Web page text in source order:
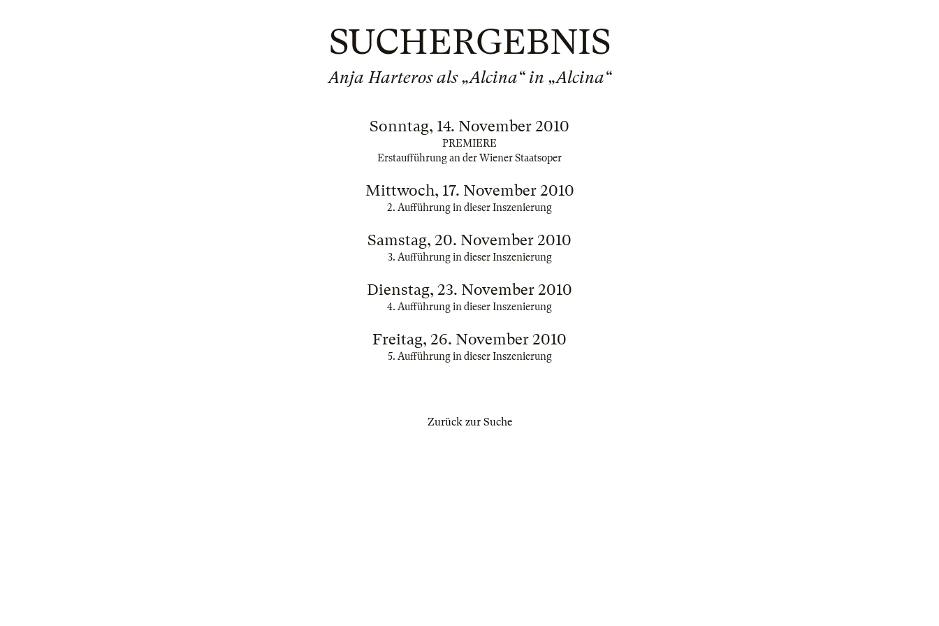
SUCHERGEBNIS
Anja Harteros als „Alcina“ in „Alcina“
Sonntag, 14. November 2010
PREMIERE
Erstaufführung an der Wiener Staatsoper
Mittwoch, 17. November 2010
2. Aufführung in dieser Inszenierung
Samstag, 20. November 2010
3. Aufführung in dieser Inszenierung
Dienstag, 23. November 2010
4. Aufführung in dieser Inszenierung
Freitag, 26. November 2010
5. Aufführung in dieser Inszenierung
Zurück zur Suche